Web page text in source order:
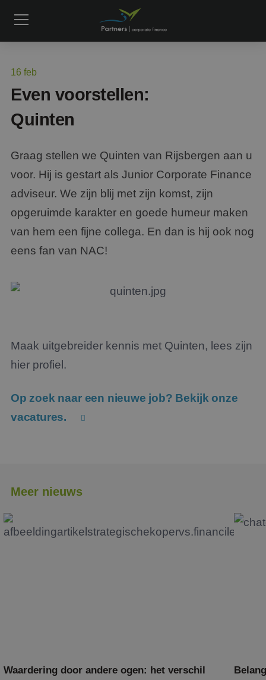
16 feb
Even voorstellen:
Quinten
Graag stellen we Quinten van Rijsbergen aan u
voor. Hij is gestart als Junior Corporate Finance
adviseur. We zijn blij met zijn komst, zijn
opgeruimde karakter en goede humeur maken
van hem een fijne collega. En dan is hij ook nog
eens fan van NAC!
Maak uitgebreider kennis met Quinten, lees zijn
hier profiel.
Op zoek naar een nieuwe job? Bekijk onze
vacatures.
Meer nieuws
Waardering door andere ogen: het verschil